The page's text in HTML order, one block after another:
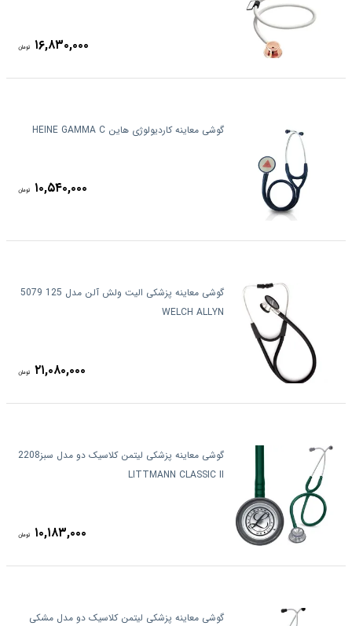
۱۶,۸۳۰,۰۰۰ تومان
گوشی معاینه کاردیولوژی هاین HEINE GAMMA C
۱۰,۵۴۰,۰۰۰ تومان
گوشی معاینه پزشکی الیت ولش آلن مدل 125 5079
WELCH ALLYN
۲۱,۰۸۰,۰۰۰ تومان
گوشی معاینه پزشکی لیتمن کلاسیک دو مدل سبز2208
LITTMANN CLASSIC II
۱۰,۱۸۳,۰۰۰ تومان
گوشی معاینه پزشکی لیتمن کلاسیک دو مدل مشکی